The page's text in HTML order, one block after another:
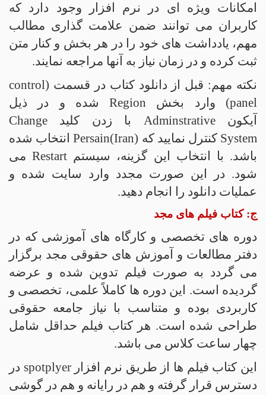
امکانات ویژه ای در نرم افزار وجود دارد که
کاربران می توانند ضمن علامت گذاری مطالب
مهم، یادداشت های خود را در هر بخش و کنار متن
ثبت کرده و در زمان نیاز به آنها مراجعه نمایند.
نکته مهم: قبل از دانلود کتاب در قسمت (control
panel) وارد بخش Region
شده و در ذیل
آیکون
Adminstrative با زدن کلید
Change
System کنترل نمایید که (Persain(Iran انتخاب شده
باشد. با انتخاب این گزینه، سیستم Restart می
شود. در این صورت مجدد وارد سایت شده و
عملیات دانلود را انجام دهید.
ج: کتاب فیلم های مجد
دوره های تخصصی و کارگاه های آموزشی که در
دفتر مطالعات و آموزش های حقوقی مجد برگزار
می گردد به صورت فیلم تدوین شده و عرضه
گردیده است. این دوره ها کاملاً علمی، تخصصی و
کاربردی بوده و متناسب با نیاز جامعه حقوقی
طراحی شده است. هر کتاب فیلم حداقل شامل
چهار ساعت کلاس می باشد.
این کتاب فیلم ها از طریق نرم افزار spotplyer در
دسترس قرار گرفته و هم در رایانه و هم در گوشی